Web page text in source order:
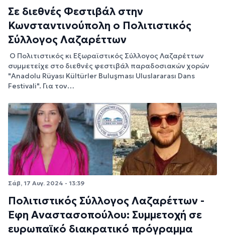
Σε διεθνές Φεστιβάλ στην
Κωνσταντινούπολη ο Πολιτιστικός
Σύλλογος Λαζαρέττων
Ο Πολιτιστικός κι Εξωραϊστικός Σύλλογος Λαζαρέττων
συμμετείχε στο διεθνές φεστιβάλ παραδοσιακών χορών
"Anadolu Rüyası Kültürler Buluşması Uluslararası Dans
Festivali". Για τον…
Σάβ, 17 Αυγ. 2024 - 13:39
Πολιτιστικός Σύλλογος Λαζαρέττων -
Έφη Αναστασοπούλου: Συμμετοχή σε
ευρωπαϊκό διακρατικό πρόγραμμα